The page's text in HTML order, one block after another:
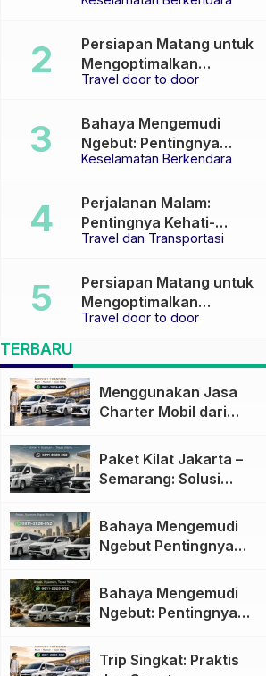
Travel door to door
Persiapan Matang untuk
Mengoptimalkan
Pengalaman Travel
Keselamatan Berkendara
Bahaya Mengemudi
Ngebut: Pentingnya
Keselamatan di Jalan
Travel dan Transportasi
Perjalanan Malam:
Pentingnya Kehati-
hatian dan Pemilihan
Travel door to door
Persiapan Matang untuk
Mengoptimalkan
Pengalaman Travel
TERBARU
Menggunakan Jasa
Charter Mobil dari
Nyaman dan Fleksibel
Paket Kilat Jakarta –
Semarang: Solusi
Efisien
Bahaya Mengemudi
Ngebut Pentingnya
raya
Bahaya Mengemudi
Ngebut: Pentingnya
Trip Singkat: Praktis